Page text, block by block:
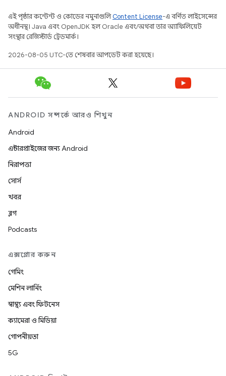
এই পৃষ্ঠার কন্টেন্ট ও কোডের নমুনাগুলিContent License-এ বর্ণিত লাইসেন্সের
অধীনস্থ। Java এবং OpenJDK হল Oracle এবং/অথবা তার অ্যাফিলিয়েট
সংস্থার রেজিস্টার্ড ট্রেডমার্ক।
2026-08-05 UTC-তে শেষবার আপডেট করা হয়েছে।
ANDROID সম্পর্কে আরও শিখুন
Android
এন্টারপ্রাইজের জন্য Android
নিরাপত্তা
সোর্স
খবর
ব্লগ
Podcasts
এক্সপ্লোর করুন
গেমিং
মেশিন লার্নিং
স্বাস্থ্য এবং ফিটনেস
ক্যামেরা ও মিডিয়া
গোপনীয়তা
5G